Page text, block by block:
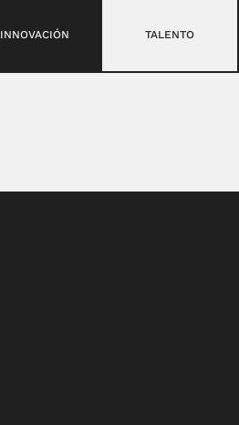
INNOVACIÓN TALENTO